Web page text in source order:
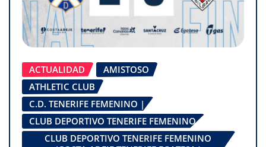
ACTUALIDAD
AMISTOSO
ATHLETIC CLUB
C.D. TENERIFE FEMENINO |
CLUB DEPORTIVO TENERIFE FEMENINO
CLUB DEPORTIVO TENERIFE FEMENINO